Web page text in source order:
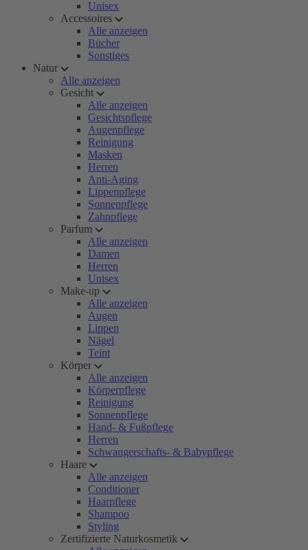
Unisex
Accessoires
Alle anzeigen
Bücher
Sonstiges
Natur
Alle anzeigen
Gesicht
Alle anzeigen
Gesichtspflege
Augenpflege
Reinigung
Masken
Herren
Anti-Aging
Lippenpflege
Sonnenpflege
Zahnpflege
Parfum
Alle anzeigen
Damen
Herren
Unisex
Make-up
Alle anzeigen
Augen
Lippen
Nägel
Teint
Körper
Alle anzeigen
Körperpflege
Reinigung
Sonnenpflege
Hand- & Fußpflege
Herren
Schwangerschafts- & Babypflege
Haare
Alle anzeigen
Conditioner
Haarpflege
Shampoo
Styling
Zertifizierte Naturkosmetik